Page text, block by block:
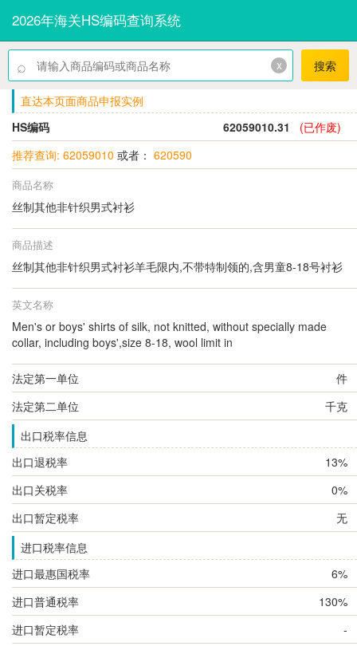
2026年海关HS编码查询系统
⌕ x 搜索
直达本页面商品申报实例
HS编码
62059010.31
(已作废)
推荐查询: 62059010 或者： 620590
商品名称
丝制其他非针织男式衬衫
商品描述
丝制其他非针织男式衬衫羊毛限内,不带特制领的,含男童8-18号衬衫
英文名称
Men's or boys' shirts of silk, not knitted, without specially made
collar, including boys',size 8-18, wool limit in
法定第一单位
件
法定第二单位
千克
出口税率信息
出口退税率
13%
出口关税率
0%
出口暂定税率
无
进口税率信息
进口最惠国税率
6%
进口普通税率
130%
进口暂定税率
-